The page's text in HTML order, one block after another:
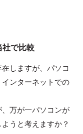
社で比較
しますが、パソコ
ンターネットでの
万が一パソコンが
うと考えますか？